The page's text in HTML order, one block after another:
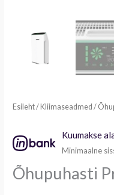
Esileht/ Kliimaseadmed /
Kuumakse
Minimaalne
Õhupuhasti